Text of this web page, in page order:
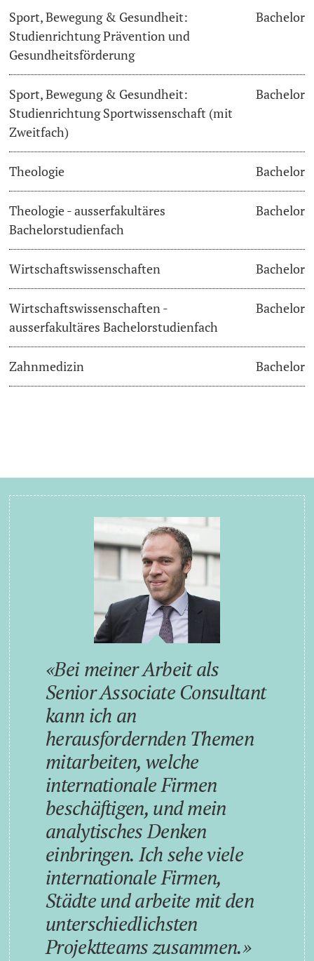
Sport, Bewegung & Gesundheit:
Studienrichtung Prävention und
Gesundheitsförderung
Bachelor
Sport, Bewegung & Gesundheit:
Studienrichtung Sportwissenschaft (mit
Zweitfach)
Bachelor
Theologie Bachelor
Theologie - ausserfakultäres
Bachelorstudienfach
Bachelor
Wirtschaftswissenschaften Bachelor
Wirtschaftswissenschaften -
ausserfakultäres Bachelorstudienfach
Bachelor
Zahnmedizin Bachelor
Bei meiner Arbeit als
Senior Associate Consultant
kann ich an
herausfordernden Themen
mitarbeiten, welche
internationale Firmen
beschäftigen, und mein
analytisches Denken
einbringen. Ich sehe viele
internationale Firmen,
Städte und arbeite mit den
unterschiedlichsten
Projektteams zusammen.